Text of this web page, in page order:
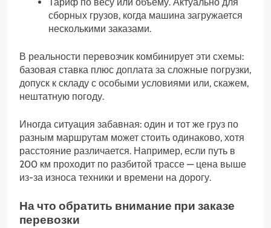
сборных грузов, когда машина загружается
несколькими заказами.
В реальности перевозчик комбинирует эти схемы:
базовая ставка плюс доплата за сложные погрузки,
допуск к складу с особыми условиями или, скажем,
нештатную погоду.
Иногда ситуация забавная: один и тот же груз по
разным маршрутам может стоить одинаково, хотя
расстояние различается. Например, если путь в
200 км проходит по разбитой трассе — цена выше
из-за износа техники и времени на дорогу.
На что обратить внимание при заказе
перевозки